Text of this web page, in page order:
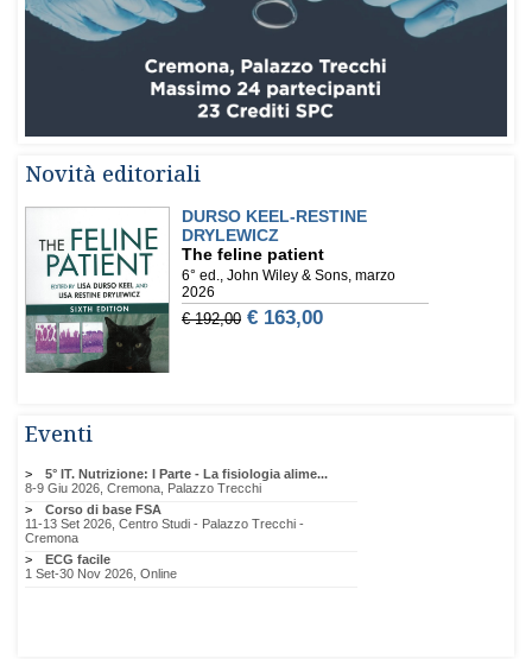
Novità editoriali
Eventi